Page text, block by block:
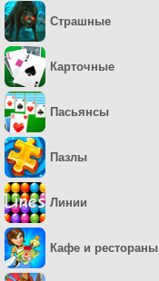
Страшные
Карточные
Пасьянсы
Пазлы
Линии
Кафе и рестораны